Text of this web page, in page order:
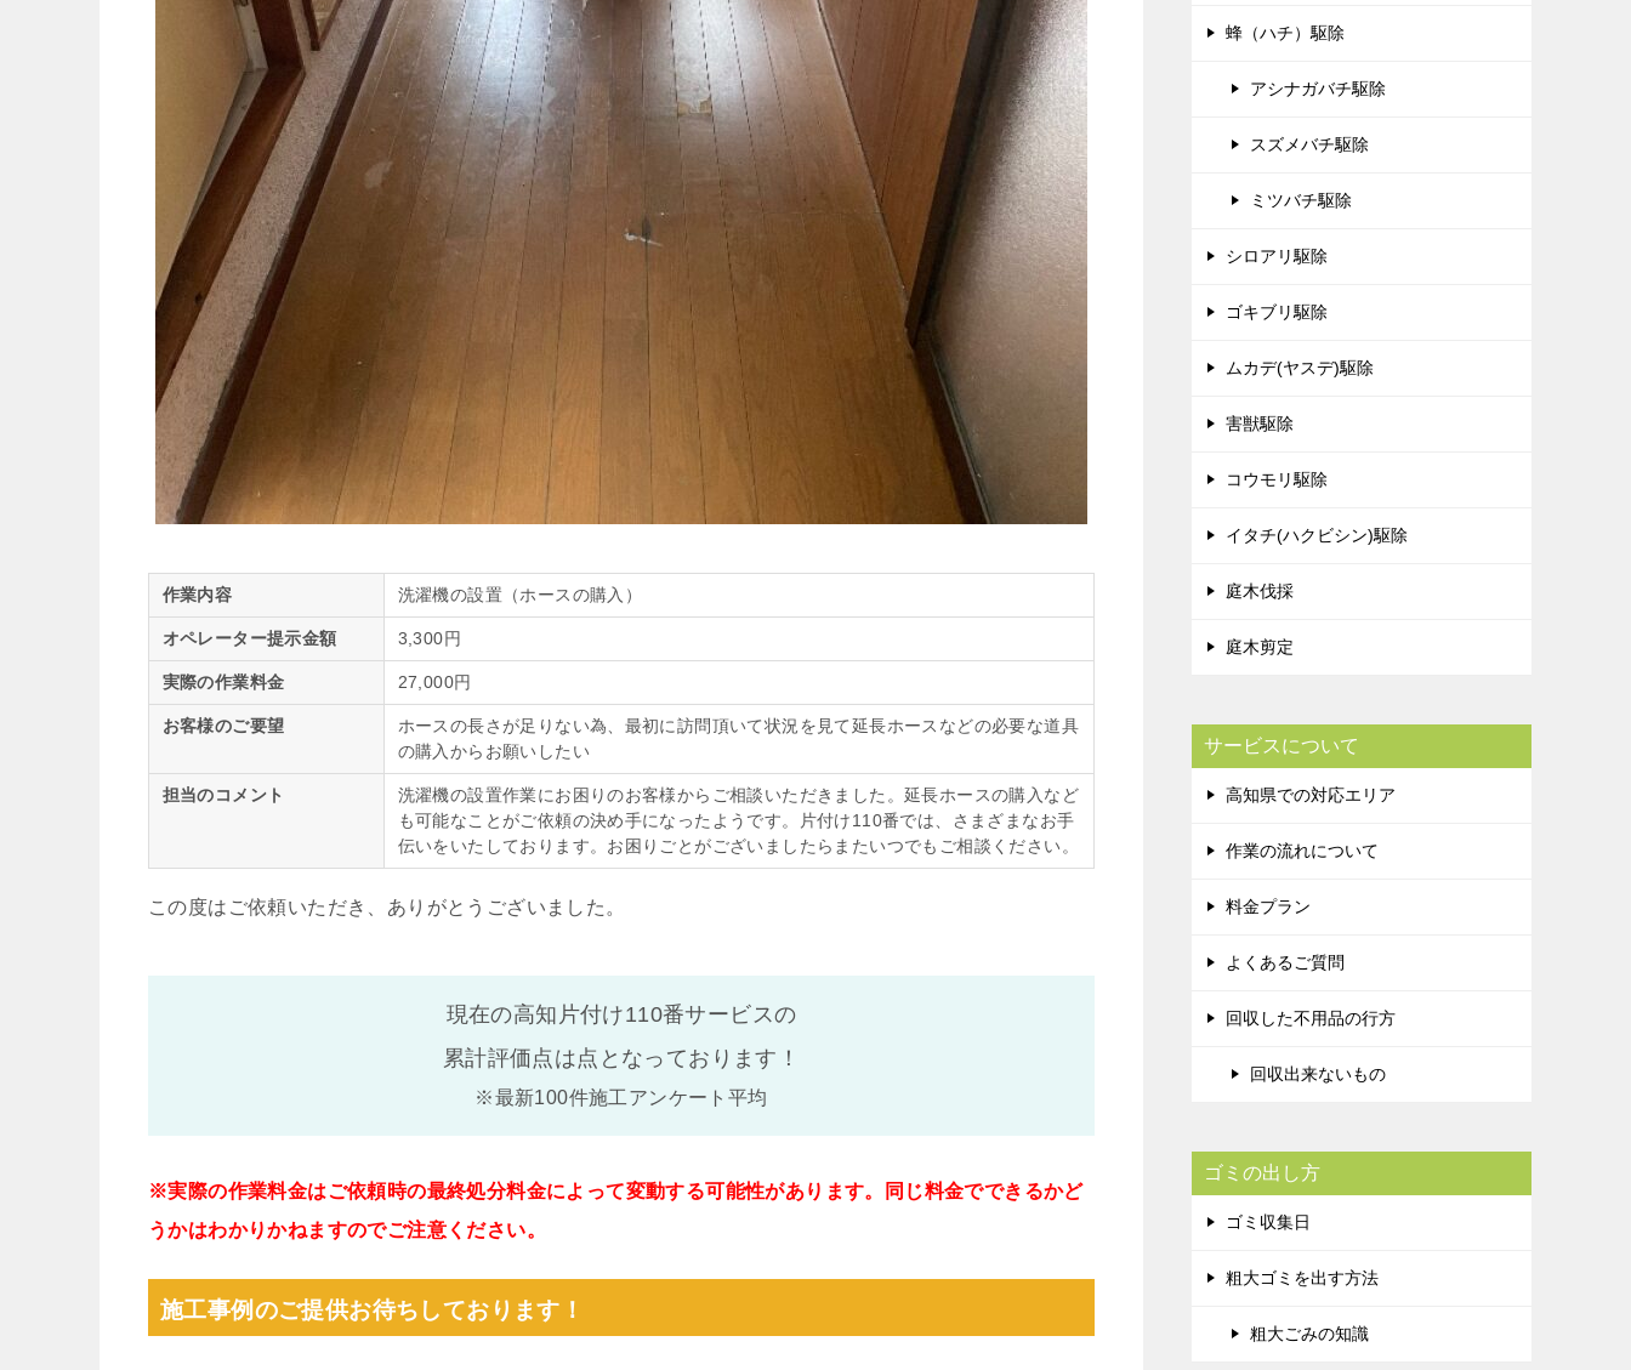
作業内容 洗濯機の設置（ホースの購入）
オペレーター提示金額 3,300円
実際の作業料金 27,000円
お客様のご要望
ホースの長さが足りない為、最初に訪問頂いて状況を見て延長ホースなどの必要な道具
の購入からお願いしたい
担当のコメント
洗濯機の設置作業にお困りのお客様からご相談いただきました。延長ホースの購入など
も可能なことがご依頼の決め手になったようです。片付け110番では、さまざまなお手
伝いをいたしております。お困りごとがございましたらまたいつでもご相談ください。
この度はご依頼いただき、ありがとうございました。
現在の高知片付け110番サービスの
累計評価点は点となっております！
※最新100件施工アンケート平均
※実際の作業料金はご依頼時の最終処分料金によって変動する可能性があります。同じ料金でできるかど
うかはわかりかねますのでご注意ください。
施工事例のご提供お待ちしております！
蜂（ハチ）駆除
アシナガバチ駆除
スズメバチ駆除
ミツバチ駆除
シロアリ駆除
ゴキブリ駆除
ムカデ(ヤスデ)駆除
害獣駆除
コウモリ駆除
イタチ(ハクビシン)駆除
庭木伐採
庭木剪定
サービスについて
高知県での対応エリア
作業の流れについて
料金プラン
よくあるご質問
回収した不用品の行方
回収出来ないもの
ゴミの出し方
ゴミ収集日
粗大ゴミを出す方法
粗大ごみの知識